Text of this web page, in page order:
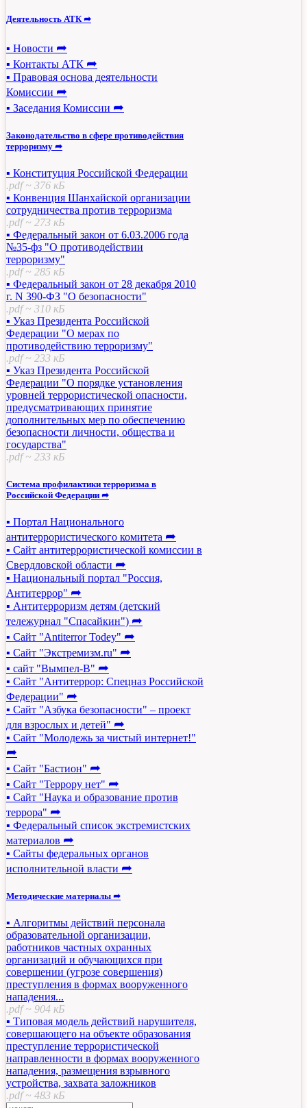
Деятельность АТК ➦
▪ Новости ➦
▪ Контакты АТК ➦
▪ Правовая основа деятельности
Комиссии ➦
▪ Заседания Комиссии ➦
Законодательство в сфере противодействия
терроризму ➦
▪ Конституция Российской Федерации
.pdf ~ 376 кБ
▪ Конвенция Шанхайской организации
сотрудничества против терроризма
.pdf ~ 273 кБ
▪ Федеральный закон от 6.03.2006 года
№35-фз "О противодействии
терроризму"
.pdf ~ 285 кБ
▪ Федеральный закон от 28 декабря 2010
г. N 390-ФЗ "О безопасности"
.pdf ~ 310 кБ
▪ Указ Президента Российской
Федерации "О мерах по
противодействию терроризму"
.pdf ~ 233 кБ
▪ Указ Президента Российской
Федерации "О порядке установления
уровней террористической опасности,
предусматривающих принятие
дополнительных мер по обеспечению
безопасности личности, общества и
государства"
.pdf ~ 233 кБ
Система профилактики терроризма в
Российской Федерации ➦
▪ Портал Национального
антитеррористического комитета ➦
▪ Сайт антитеррористической комиссии в
Свердловской области ➦
▪ Национальный портал "Россия,
Антитеррор" ➦
▪ Антитерроризм детям (детский
тележурнал "Спасайкин") ➦
▪ Сайт "Antiterror Todey" ➦
▪ Сайт "Экстремизм.ru" ➦
▪ сайт "Вымпел-В" ➦
▪ Сайт "Антитеррор: Спецназ Российской
Федерации" ➦
▪ Сайт "Азбука безопасности" – проект
для взрослых и детей" ➦
▪ Сайт "Молодежь за чистый интернет!"
➦
▪ Сайт "Бастион" ➦
▪ Сайт "Террору нет" ➦
▪ Сайт "Наука и образование против
террора" ➦
▪ Федеральный список экстремистских
материалов ➦
▪ Сайты федеральных органов
исполнительной власти ➦
Методические материалы ➦
▪ Алгоритмы действий персонала
образовательной организации,
работников частных охранных
организаций и обучающихся при
совершении (угрозе совершения)
преступления в формах вооруженного
нападения...
.pdf ~ 904 кБ
▪ Типовая модель действий нарушителя,
совершающего на объекте образования
преступление террористической
направленности в формах вооруженного
нападения, размещения взрывного
устройства, захвата заложников
.pdf ~ 483 кБ